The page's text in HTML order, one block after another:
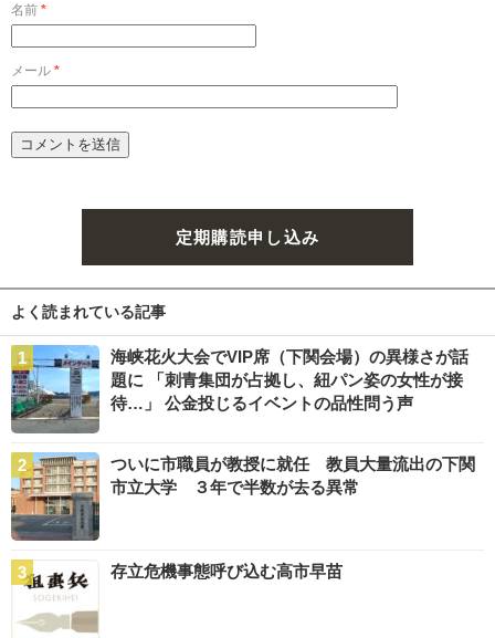
名前 *
メール *
定期購読申し込み
よく読まれている記事
海峡花火大会でVIP席（下関会場）の異様さが話
題に 「刺青集団が占拠し、紐パン姿の女性が接
待…」 公金投じるイベントの品性問う声
ついに市職員が教授に就任 教員大量流出の下関
市立大学 ３年で半数が去る異常
存立危機事態呼び込む高市早苗